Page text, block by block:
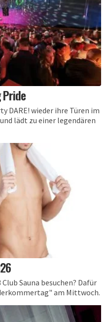
DARE! wieder ihre Türen im
lädt zu einer legendären
Sauna besuchen? Dafür
am Mittwoch.